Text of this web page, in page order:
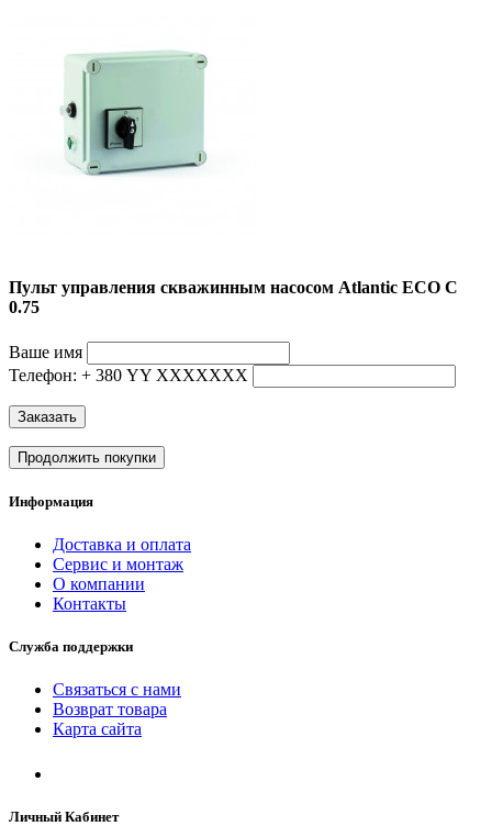
Пульт управления скважинным насосом Atlantic ECO C
0.75
Ваше имя
Телефон: + 380 YY ХХХХХХХ
Заказать
Продолжить покупки
Информация
Доставка и оплата
Сервис и монтаж
О компании
Контакты
Служба поддержки
Связаться с нами
Возврат товара
Карта сайта
Личный Кабинет